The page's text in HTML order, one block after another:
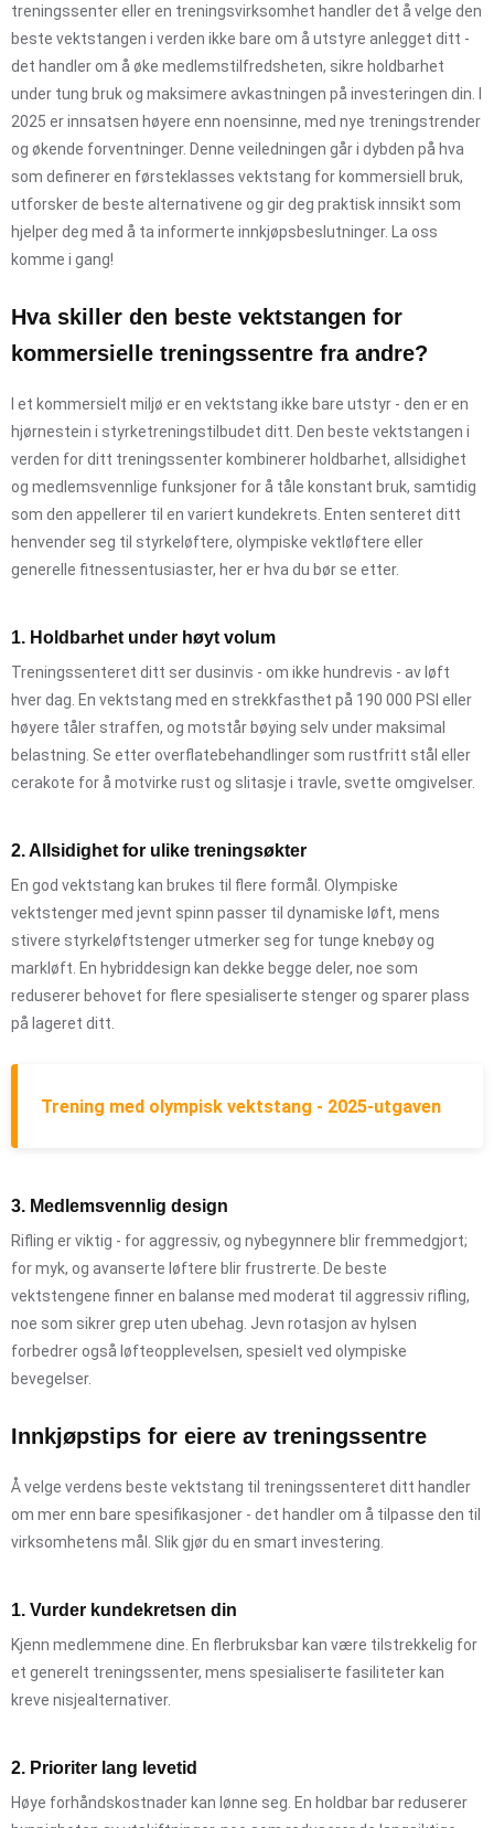
treningssenter eller en treningsvirksomhet handler det å velge den
beste vektstangen i verden ikke bare om å utstyre anlegget ditt -
det handler om å øke medlemstilfredsheten, sikre holdbarhet
under tung bruk og maksimere avkastningen på investeringen din. I
2025 er innsatsen høyere enn noensinne, med nye treningstrender
og økende forventninger. Denne veiledningen går i dybden på hva
som definerer en førsteklasses vektstang for kommersiell bruk,
utforsker de beste alternativene og gir deg praktisk innsikt som
hjelper deg med å ta informerte innkjøpsbeslutninger. La oss
komme i gang!
Hva skiller den beste vektstangen for
kommersielle treningssentre fra andre?
I et kommersielt miljø er en vektstang ikke bare utstyr - den er en
hjørnestein i styrketreningstilbudet ditt. Den beste vektstangen i
verden for ditt treningssenter kombinerer holdbarhet, allsidighet
og medlemsvennlige funksjoner for å tåle konstant bruk, samtidig
som den appellerer til en variert kundekrets. Enten senteret ditt
henvender seg til styrkeløftere, olympiske vektløftere eller
generelle fitnessentusiaster, her er hva du bør se etter.
1. Holdbarhet under høyt volum
Treningssenteret ditt ser dusinvis - om ikke hundrevis - av løft
hver dag. En vektstang med en strekkfasthet på 190 000 PSI eller
høyere tåler straffen, og motstår bøying selv under maksimal
belastning. Se etter overflatebehandlinger som rustfritt stål eller
cerakote for å motvirke rust og slitasje i travle, svette omgivelser.
2. Allsidighet for ulike treningsøkter
En god vektstang kan brukes til flere formål. Olympiske
vektstenger med jevnt spinn passer til dynamiske løft, mens
stivere styrkeløftstenger utmerker seg for tunge knebøy og
markløft. En hybriddesign kan dekke begge deler, noe som
reduserer behovet for flere spesialiserte stenger og sparer plass
på lageret ditt.
Trening med olympisk vektstang - 2025-utgaven
3. Medlemsvennlig design
Rifling er viktig - for aggressiv, og nybegynnere blir fremmedgjort;
for myk, og avanserte løftere blir frustrerte. De beste
vektstengene finner en balanse med moderat til aggressiv rifling,
noe som sikrer grep uten ubehag. Jevn rotasjon av hylsen
forbedrer også løfteopplevelsen, spesielt ved olympiske
bevegelser.
Innkjøpstips for eiere av treningssentre
Å velge verdens beste vektstang til treningssenteret ditt handler
om mer enn bare spesifikasjoner - det handler om å tilpasse den til
virksomhetens mål. Slik gjør du en smart investering.
1. Vurder kundekretsen din
Kjenn medlemmene dine. En flerbruksbar kan være tilstrekkelig for
et generelt treningssenter, mens spesialiserte fasiliteter kan
kreve nisjealternativer.
2. Prioriter lang levetid
Høye forhåndskostnader kan lønne seg. En holdbar bar reduserer